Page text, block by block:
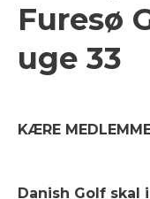
Furesø
uge 33
KÆRE
Danish Golf skal